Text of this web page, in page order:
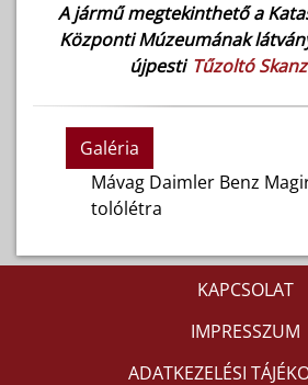
A jármű megtekinthető a
Központi Múzeumának
újpesti Tűzoltó
Galéria
Mávag Daimler Benz
tolólétra
KAPCSOLAT
IMPRESSZUM
ADATKEZELÉSI